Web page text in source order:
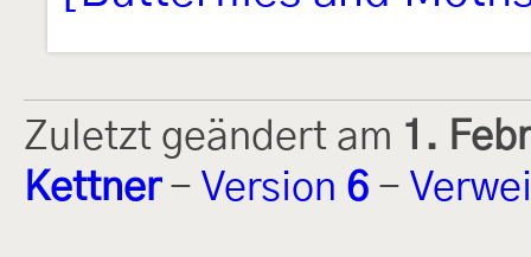
Zuletzt geändert am 1.
Kettner- Version 6 -